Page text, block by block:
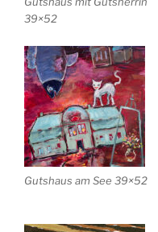
39×52
Gutshaus am See 39×52